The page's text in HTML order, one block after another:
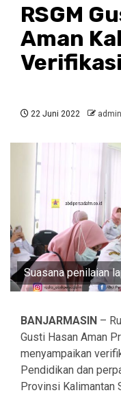
RSGM
Aman
22 Juni 2022
Suasana penilaian
BANJARMASIN –
Gusti Hasan Aman
menyampaikan
Pendidikan dan
Provinsi Kalimantan